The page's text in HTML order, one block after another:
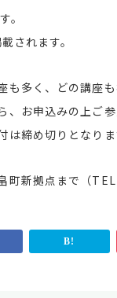
。
されます。
も多く、どの講座
お申込みの上ご参
締め切りとなりま
町新拠点まで（